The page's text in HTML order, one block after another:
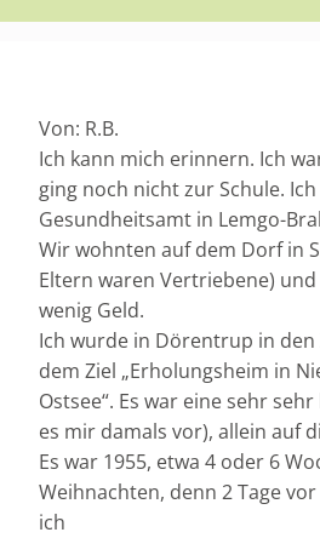
Von: R.B.
Ich kann mich erinnern. Ich
ging noch nicht zur Schule.
Gesundheitsamt in Lemgo-
Wir wohnten auf dem Dorf in
Eltern waren Vertriebene)
wenig Geld.
Ich wurde in Dörentrup in
dem Ziel „Erholungsheim in
Ostsee“. Es war eine sehr
es mir damals vor), allein auf
Es war 1955, etwa 4 oder 6
Weihnachten, denn 2 Tage
ich